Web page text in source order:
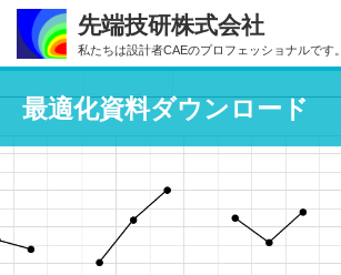
Skip
main
content
Skip
footer
先端技研株式会社
私たちは設計者CAEのプロフェッショナルです。
最適化資料ダウンロード